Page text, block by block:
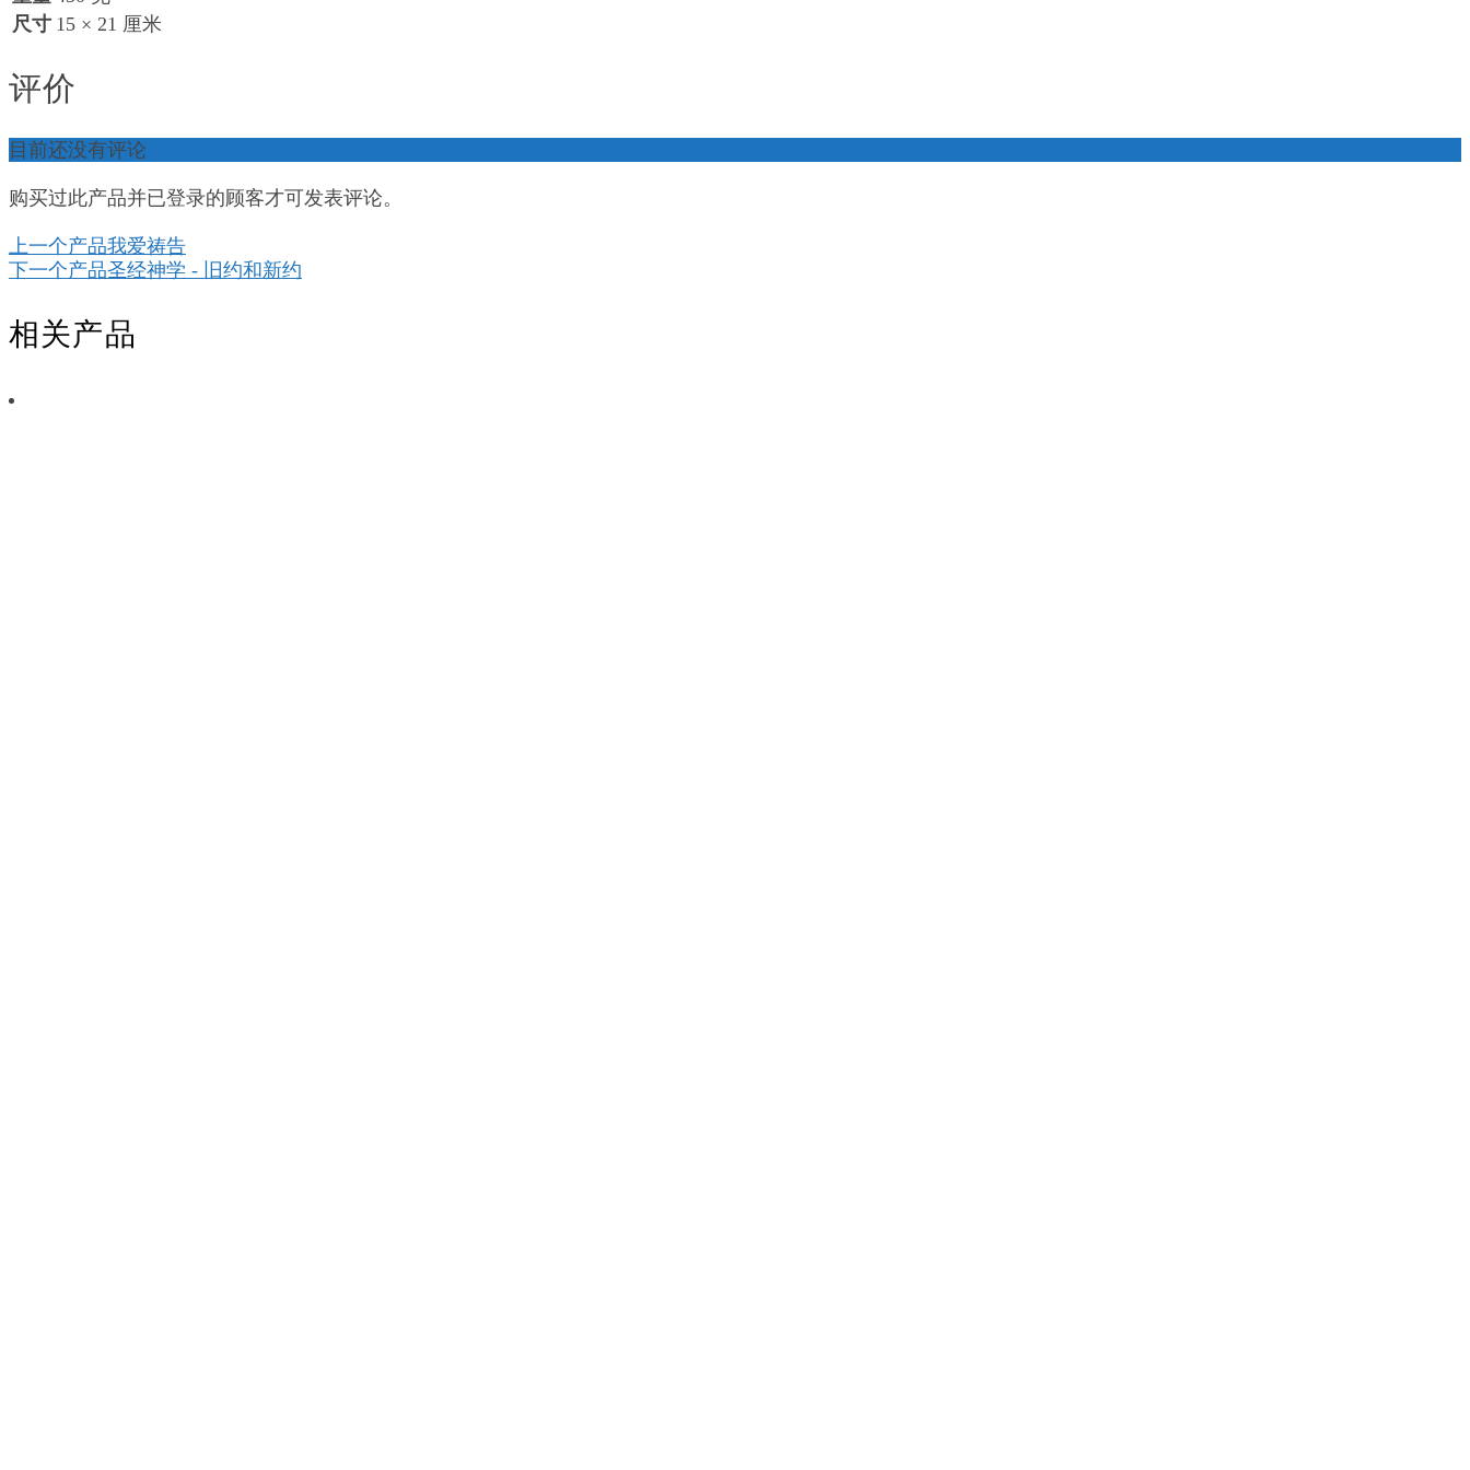
尺寸 15 × 21 厘米
评价
目前还没有评论
购买过此产品并已登录的顾客才可发表评论。
上一个产品我爱祷告
下一个产品圣经神学 - 旧约和新约
相关产品